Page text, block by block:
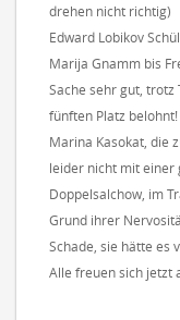
drehen nicht richtig)
Edward Lobikov
Marija Gnamm bis
Sache sehr gut,
fünften Platz belohnt!
Marina Kasokat, die
leider nicht mit einer
Doppelsalchow, im
Grund ihrer
Schade, sie hätte es
Alle freuen sich jetzt